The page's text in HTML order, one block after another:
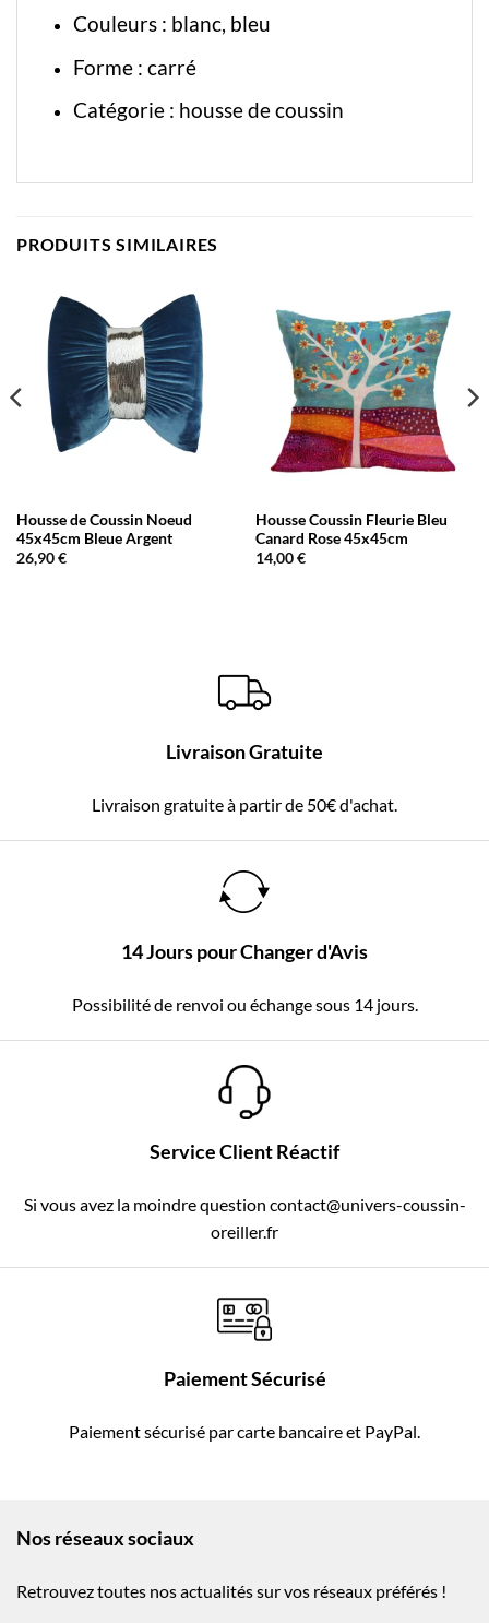
Couleurs : blanc, bleu
Forme : carré
Catégorie : housse de coussin
PRODUITS SIMILAIRES
Housse de Coussin Noeud
45x45cm Bleue Argent
26,90€
Housse Coussin Fleurie Bleu
Canard Rose 45x45cm
14,00€
Livraison Gratuite
Livraison gratuite à partir de 50€ d'achat.
14 Jours pour Changer d'Avis
Possibilité de renvoi ou échange sous 14 jours.
Service Client Réactif
Si vous avez la moindre question contact@univers-coussin-
oreiller.fr
Paiement Sécurisé
Paiement sécurisé par carte bancaire et PayPal.
Nos réseaux sociaux
Retrouvez toutes nos actualités sur vos réseaux préférés !